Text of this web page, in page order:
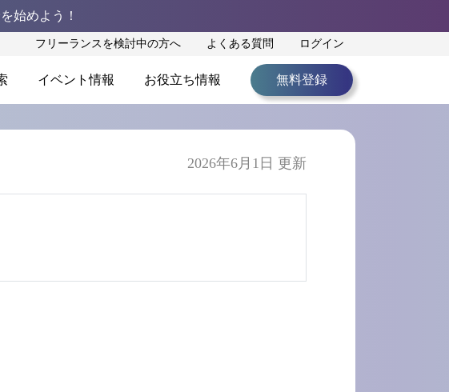
始めよう！
フリーランスを検討中の方へ よくある質問 ログイン
イベント情報 お役立ち情報 無料登録
2026年6月1日 更新